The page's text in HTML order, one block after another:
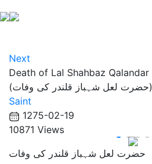
Next
Death of Lal Shahbaz Qalandar
(حضرت لعل شہباز قلندر کی وفات)
Saint
1275-02-19
10871 Views
حضرت لعل شہباز قلندر کی وفات